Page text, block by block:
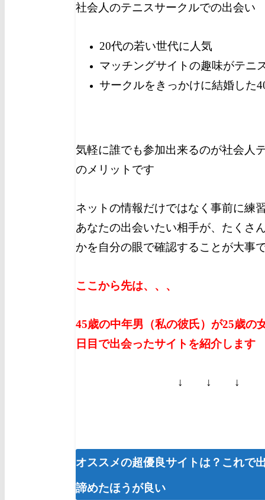
社会人のテニスサークルでの出会い
20代の若い世代に人気
マッチングサイトの趣味がテニ
サークルをきっかけに結婚した
気軽に誰でも参加出来るのが社会人
のメリットです
ネットの情報だけではなく事前に練
あなたの出会いたい相手が、たくさ
かを自分の眼で確認することが大事
ここから先は、、、
45歳の中年男（私の彼氏）が25歳の
日目で出会ったサイトを紹介します
↓ ↓ ↓
オススメの超優良サイトは？これで
諦めたほうが良い